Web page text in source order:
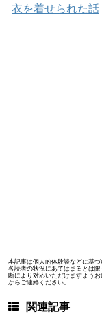
衣を着せられた話
本記事は個人的体験談などに基
各読者の状況にあてはまるとは
断により対応いただけますよう
からご連絡ください。
関連記事